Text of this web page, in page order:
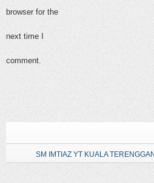
browser for the
next time I
comment.
SM IMTIAZ YT KUALA